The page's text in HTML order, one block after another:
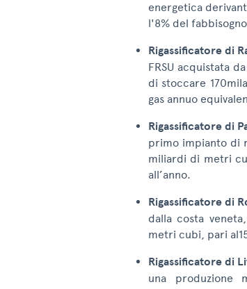
energetica
l'8% del
Rigassificatore di
FRSU acquistata
di stoccare
gas annuo
Rigassificatore di
primo impianto di
miliardi di metri
all’anno.
Rigassificatore di
dalla costa
metri cubi, pari
Rigassificatore di
una produzione